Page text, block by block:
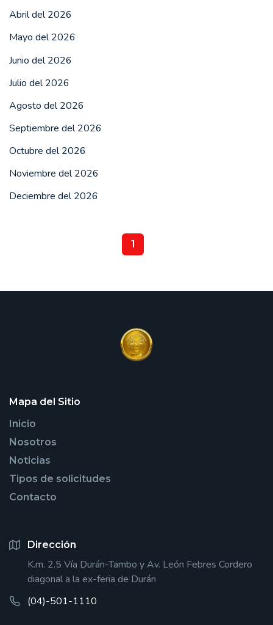
Abril del 2026
Mayo del 2026
Junio del 2026
Julio del 2026
Agosto del 2026
Septiembre del 2026
Octubre del 2026
Noviembre del 2026
Deciembre del 2026
1
Mapa del Sitio
Inicio
Nosotros
Noticias
Tipos de solicitudes
Contacto
Dirección
K.m. 2.5 Vía Durán-Tambo y Av. León Febres Cordero
diagonal a la ex-feria de Durán
(04)-501-1110